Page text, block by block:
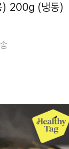
) 200g (냉동)